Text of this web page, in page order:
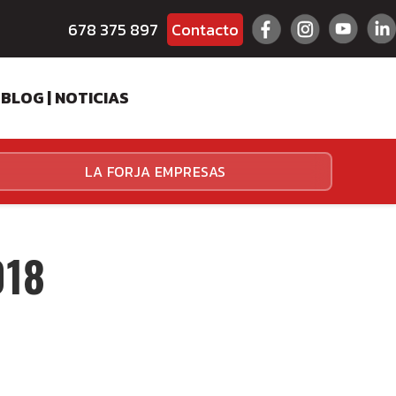
Contacto
678 375 897
BLOG | NOTICIAS
LA FORJA EMPRESAS